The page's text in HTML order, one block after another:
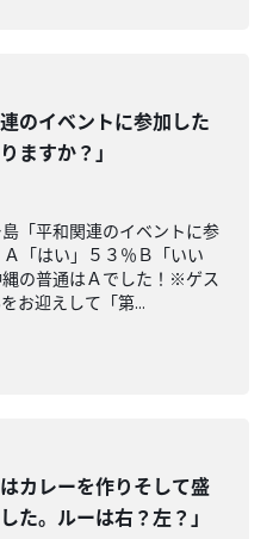
連のイベントに参加した
ますか？」
「平和関連のイベントに参
「はい」５３％Ｂ「いい
の普通はＡでした！※ゲス
お迎えして「第...
はカレーを作りそして盛
た。ルーは右？左？」